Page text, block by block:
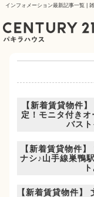
インフォメーション最新記事一覧 |
【新着賃貸物件
定！モニタ付きオ
バス
【新着賃貸物件
ナシ♪山手線巣鴨
【新着賃貸物件